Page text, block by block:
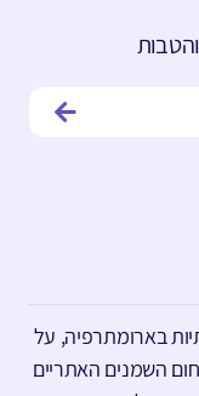
בארומתרפיה, על
השמנים האתריים